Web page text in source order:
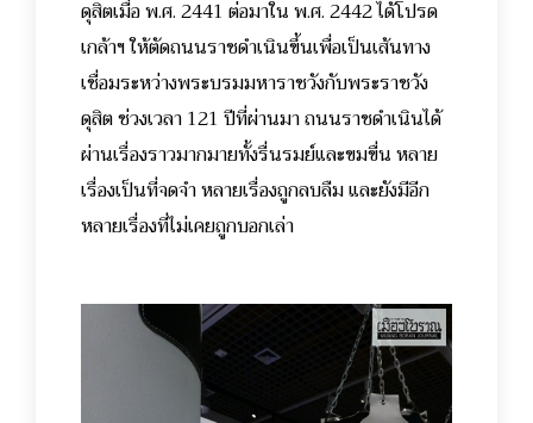
ดุสิตเมื่อ พ.ศ. 2441 ต่อมาใน พ.ศ. 2442 ได้โปรด
เกล้าฯ ให้ตัดถนนราชดำเนินขึ้นเพื่อเป็นเส้นทาง
เชื่อมระหว่างพระบรมมหาราชวังกับพระราชวัง
ดุสิตช่วงเวลา 121 ปีที่ผ่านมา ถนนราชดำเนินได้
ผ่านเรื่องราวมากมายทั้งรื่นรมย์และขมขื่น หลาย
เรื่องเป็นที่จดจำ หลายเรื่องถูกลบลืม และยังมีอีก
หลายเรื่องที่ไม่เคยถูกบอกเล่า